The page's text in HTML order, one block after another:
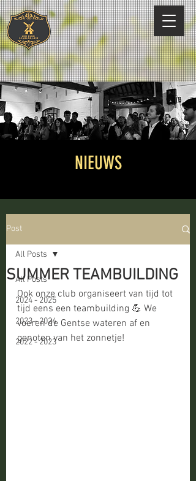
NIEUWS
Post
All Posts
2024 - 2025
2023 - 2024
2022 - 2023
All Posts
SUMMER TEAMBUILDING
Ook onze club organiseert van tijd tot
tijd eens een teambuilding 💪 We
voeren de Gentse wateren af en
genoten van het zonnetje!